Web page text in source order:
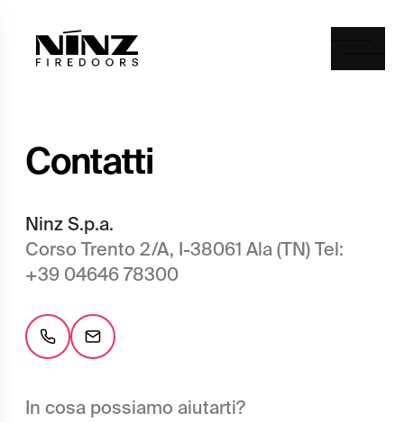
Ninz
Contatti
Ninz S.p.a.
Corso Trento 2/A, I-38061 Ala (TN) Tel:
+39 04646 78300
In cosa possiamo aiutarti?